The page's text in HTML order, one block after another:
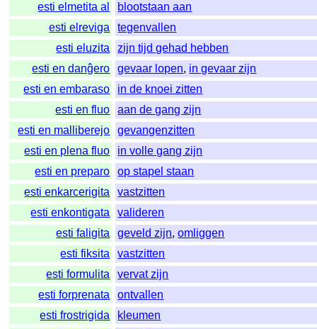
esti elmetita al
blootstaan aan
esti elreviga
tegenvallen
esti eluzita
zijn tijd gehad hebben
esti en danĝero
gevaar lopen, in gevaar zijn
esti en embaraso
in de knoei zitten
esti en fluo
aan de gang zijn
esti en malliberejo
gevangenzitten
esti en plena fluo
in volle gang zijn
esti en preparo
op stapel staan
esti enkarcerigita
vastzitten
esti enkontigata
valideren
esti faligita
geveld zijn,omliggen
esti fiksita
vastzitten
esti formulita
vervat zijn
esti forprenata
ontvallen
esti frostrigida
kleumen